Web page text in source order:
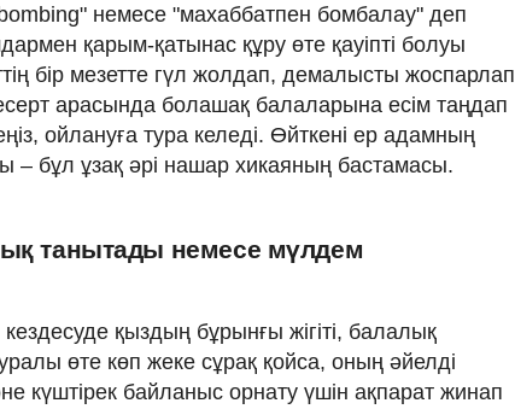
немесе "махаббатпен бомбалау" деп
қарым-қатынас құру өте қауіпті болуы
бір мезетте гүл жолдап, демалысты жоспарлап
арасында болашақ балаларына есім таңдап
ойлануға тура келеді. Өйткені ер адамның
– бұл ұзақ әрі нашар хикаяның бастамасы.
танытады немесе мүлдем
қыздың бұрынғы жігіті, балалық
өте көп жеке сұрақ қойса, оның әйелді
күштірек байланыс орнату үшін ақпарат жинап